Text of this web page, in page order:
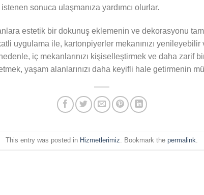
sonuca ulaşmanıza yardımcı olurlar.
estetik bir dokunuş eklemenin ve dekorasyonu
uygulama ile, kartonpiyerler mekanınızı
iç mekanlarınızı kişiselleştirmek ve daha zarif
yaşam alanlarınızı daha keyifli hale getirmenin
This entry was posted in Hizmetlerimiz. Bookmark the permalink.